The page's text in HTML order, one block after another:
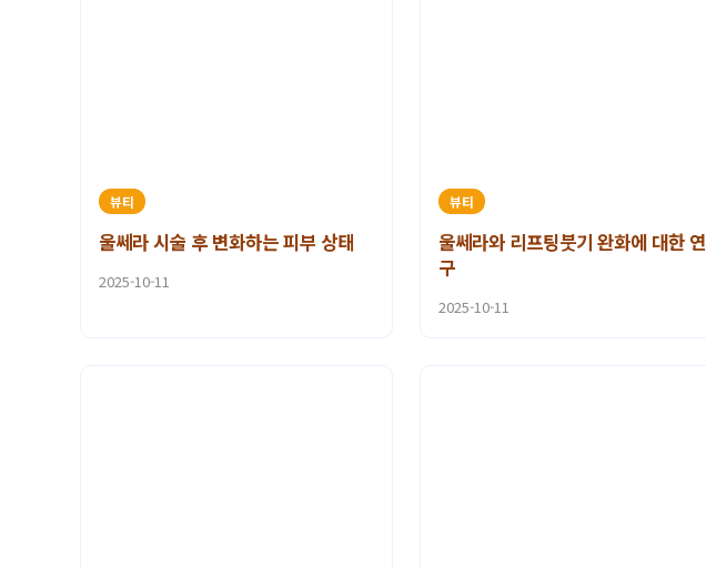
뷰티
울쎄라 시술 후 변화하는 피부 상태
2025-10-11
뷰티
울쎄라와 리프팅붓기 완화에 대한 연
구
2025-10-11